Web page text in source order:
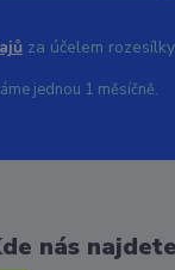
za účelem
jednou 1 měsíčně.
nás najdete